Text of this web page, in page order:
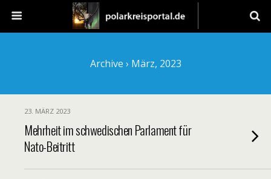
Archive › März, 2023
23. MÄRZ 2023
Mehrheit im schwedischen Parlament für
Nato-Beitritt